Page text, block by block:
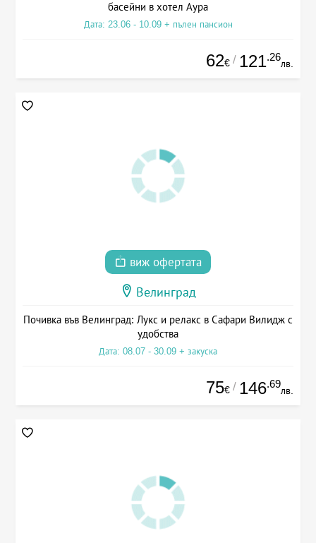
басейни в хотел Аура
Дата: 23.06 - 10.09 + пълен пансион
62€ / 121.26
лв.
виж офертата
Велинград
Почивка във Велинград: Лукс и релакс в Сафари Вилидж с
удобства
Дата: 08.07 - 30.09 + закуска
75€ / 146.69
лв.